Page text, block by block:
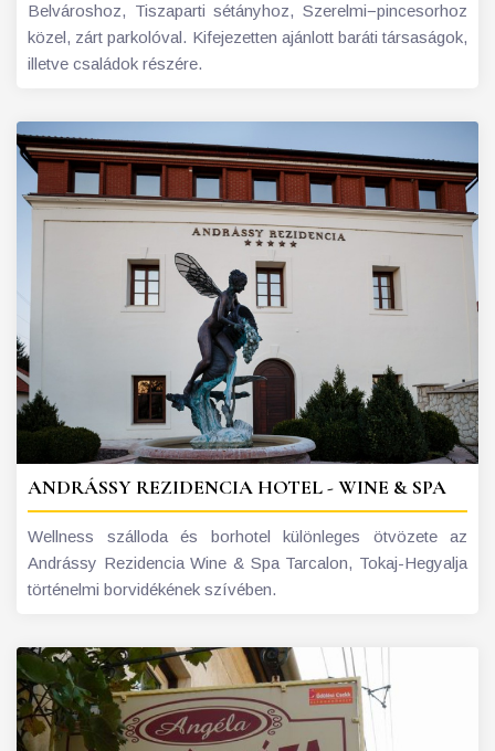
Belvároshoz, Tiszaparti sétányhoz, Szerelmi−pincesorhoz
közel, zárt parkolóval. Kifejezetten ajánlott baráti társaságok,
illetve családok részére.
ANDRÁSSY REZIDENCIA HOTEL - WINE & SPA
Wellness szálloda és borhotel különleges ötvözete az
Andrássy Rezidencia Wine & Spa Tarcalon, Tokaj-Hegyalja
történelmi borvidékének szívében.